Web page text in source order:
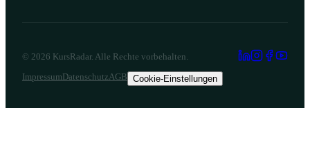
© 2026 KursRadar. Alle Rechte vorbehalten.
ImpressumDatenschutzAGB Cookie-Einstellungen